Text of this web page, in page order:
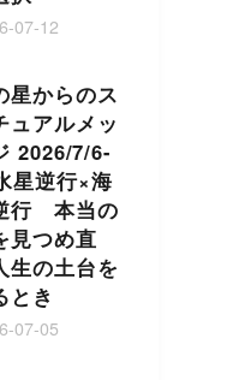
07-12
星からのス
ュアルメッ
2026/7/6-
星逆行×海
行 本当の
見つめ直
生の土台を
とき
07-05